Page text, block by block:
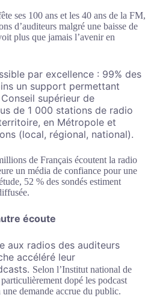
ses 100 ans et les 40 ans de la FM,
d’auditeurs malgré une baisse de
plus que jamais l’avenir en
par excellence : 99% des
un support permettant
supérieur de
de 1 000 stations de radio
en Métropole et
(local, régional, national).
de Français écoutent la radio
un média de confiance pour une
52 % des sondés estiment
écoute
aux radios des auditeurs
accéléré leur
Selon l’Institut national de
dopé les podcast
demande accrue du public.